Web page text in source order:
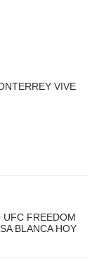
VIVE
UFC FREEDOM
BLANCA HOY